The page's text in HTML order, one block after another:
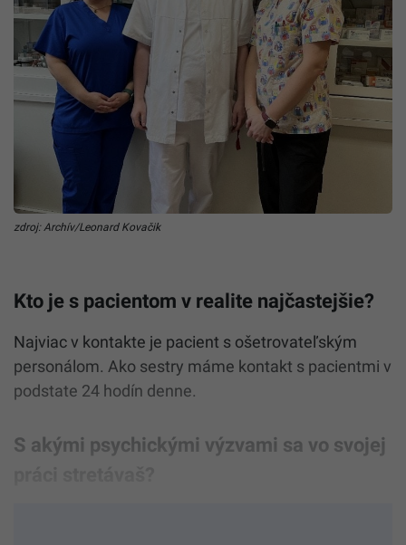
zdroj: Archív/Leonard Kovačik
Kto je s pacientom v realite najčastejšie?
Najviac v kontakte je pacient s ošetrovateľským
personálom. Ako sestry máme kontakt s pacientmi v
podstate 24 hodín denne.
S akými psychickými výzvami sa vo svojej